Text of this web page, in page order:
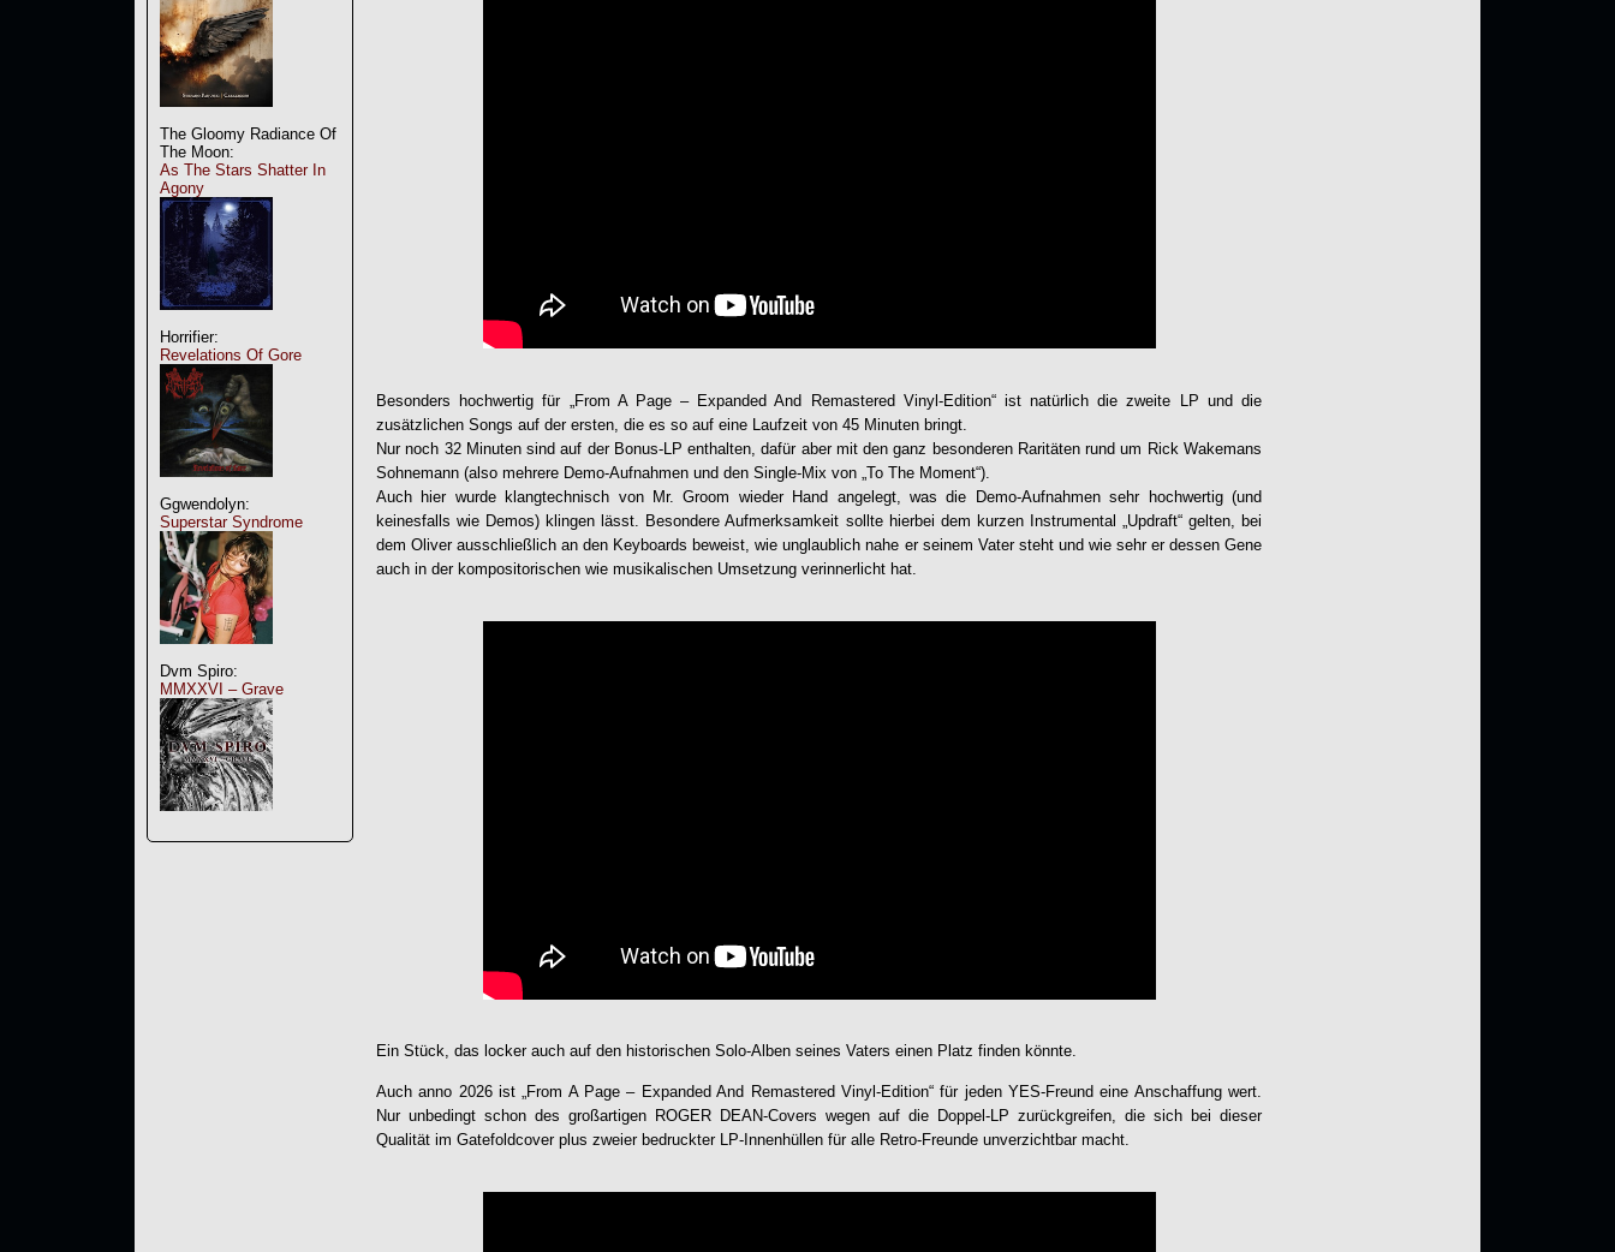
The Gloomy Radiance Of
The Moon:
As The Stars Shatter In
Agony
Horrifier:
Revelations Of Gore
Ggwendolyn:
Superstar Syndrome
Dvm Spiro:
MMXXVI – Grave
Besonders hochwertig für „ From A Page – Expanded And Remastered Vinyl-Edition“ ist natürlich die zweite LP und die
zusätzlichen Songs auf der ersten, die es so auf eine Laufzeit von 45 Minuten bringt.
Nur noch 32 Minuten sind auf der Bonus-LP enthalten, dafür aber mit den ganz besonderen Raritäten rund um Rick Wakemans
Sohnemann (also mehrere Demo-Aufnahmen und den Single-Mix von „To The Moment“).
Auch hier wurde klangtechnisch von Mr. Groom wieder Hand angelegt, was die Demo-Aufnahmen sehr hochwertig (und
keinesfalls wie Demos) klingen lässt. Besondere Aufmerksamkeit sollte hierbei dem kurzen Instrumental „Updraft“ gelten, bei
dem Oliver ausschließlich an den Keyboards beweist, wie unglaublich nahe er seinem Vater steht und wie sehr er dessen Gene
auch in der kompositorischen wie musikalischen Umsetzung verinnerlicht hat.
Ein Stück, das locker auch auf den historischen Solo-Alben seines Vaters einen Platz finden könnte.
Auch anno 2026 ist „ From A Page – Expanded And Remastered Vinyl-Edition“ für jeden YES-Freund eine Anschaffung wert.
Nur unbedingt schon des großartigen ROGER DEAN-Covers wegen auf die Doppel-LP zurückgreifen, die sich bei dieser
Qualität im Gatefoldcover plus zweier bedruckter LP-Innenhüllen für alle Retro-Freunde unverzichtbar macht.